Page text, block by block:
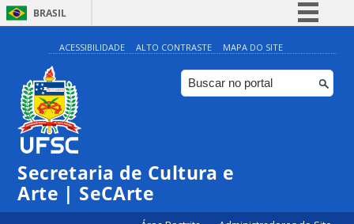
BRASIL
Simplifique!
Comunica BR
Participe
ACESSIBILIDADE ALTO CONTRASTE MAPA DO SITE
Secretaria de Cultura e
Arte | SeCArte